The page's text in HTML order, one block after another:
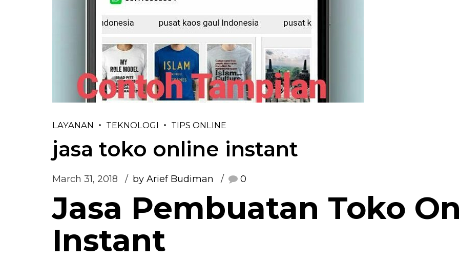
LAYANAN TEKNOLOGI TIPS ONLINE
jasa toko online instant
March 31, 2018 by Arief Budiman 0
Jasa Pembuatan Toko
Instant